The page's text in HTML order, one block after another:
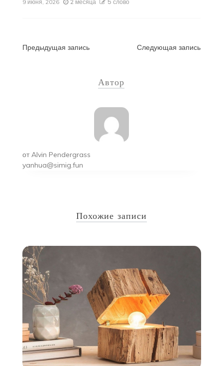
9 июня, 2026 2 месяца 5 слово
Навигация
Предыдущая запись Следующая запись
Автор
от Alvin Pendergrass
yanhua@simig.fun
Похожие записи